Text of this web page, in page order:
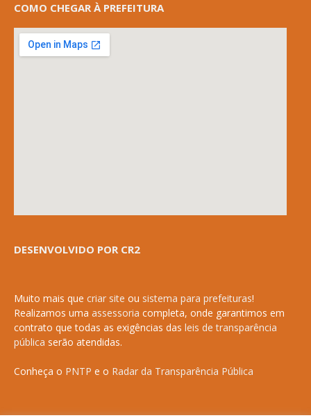
COMO CHEGAR À PREFEITURA
DESENVOLVIDO POR CR2
Muito mais que criar site ou sistema para prefeituras!
Realizamos uma assessoria completa, onde garantimos em
contrato que todas as exigências das leis de transparência
pública serão atendidas.
Conheça o PNTP e o Radar da Transparência Pública